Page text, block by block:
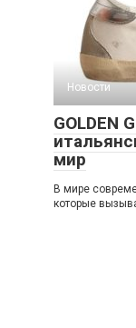
Новости
GOLDEN
мир
В мире
которые